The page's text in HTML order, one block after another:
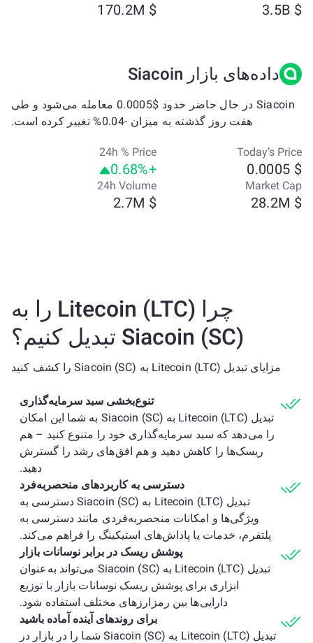
$ 3.5B
$ 170.2M
داده‌های بازار Siacoin
Siacoin در حال حاضر حدود $0.0005 معامله می‌شود و طی
هفت روز گذشته به میزان -0.04% تغییر کرده است.
Today’s Price
$ 0.0005
24h % Price
+0.68%
Market Cap
$ 28.2M
24h Volume
$ 2.7M
چرا Litecoin (LTC) را به
Siacoin (SC) تبدیل کنیم؟
مزایای تبدیل Litecoin (LTC) به Siacoin (SC) را کشف کنید
تنوع‌بخشی سبد سرمایه‌گذاری
تبدیل Litecoin (LTC) به Siacoin (SC) به شما این امکان
را می‌دهد که سبد سرمایه‌گذاری خود را متنوع کنید – هم
ریسک‌ها را کاهش دهید و هم افق‌های رشد را گسترش
دهید.
دسترسی به کاربردهای منحصربه‌فرد
تبدیل Litecoin (LTC) به Siacoin (SC) دسترسی به
ویژگی‌ها و امکانات منحصربه‌فردی مانند دسترسی به
پلتفرم، خدمات یا پاداش‌های استیکینگ را فراهم می‌کند.
پوشش ریسک در برابر نوسانات بازار
تبدیل Litecoin (LTC) به Siacoin (SC) می‌تواند به‌عنوان
ابزاری برای پوشش ریسک نوسانات بازار با توزیع
دارایی‌ها بین رمزارزهای مختلف استفاده شود.
برای روندهای آینده آماده باشید
تبدیل Litecoin (LTC) به Siacoin (SC) شما را در بازار در